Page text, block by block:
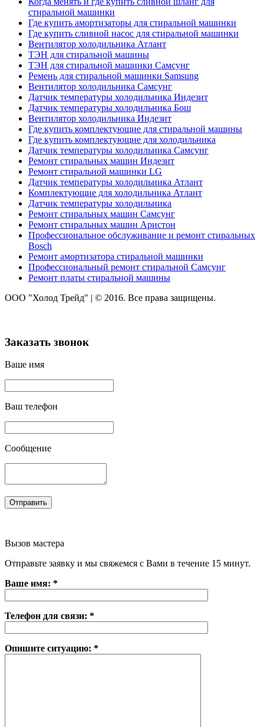
стиральной машинки
Где купить амортизаторы для стиральной машинки
Где купить сливной насос для стиральной машинки
Вентилятор холодильника Атлант
ТЭН для стиральной машины
ТЭН для стиральной машинки Самсунг
Ремень для стиральной машинки Samsung
Вентилятор холодильника Самсунг
Датчик температуры холодильника Индезит
Датчик температуры холодильника Бош
Вентилятор холодильника Индезит
Где купить комплектующие для стиральной машины
Где купить комплектующие для холодильника
Датчик температуры холодильника Самсунг
Ремонт стиральных машин Индезит
Ремонт стиральной машинки LG
Датчик температуры холодильника Атлант
Комплектующие для холодильника Атлант
Датчик температуры холодильника
Ремонт стиральных машин Самсунг
Ремонт стиральных машин Аристон
Профессиональное обслуживание и ремонт стиральных
Bosch
Ремонт амортизатора стиральной машинки
Профессиональный ремонт стиральной Самсунг
Ремонт платы стиральной машины
ООО "Холод Трейд" | © 2016. Все права защищены.
Заказать звонок
Ваше имя
Ваш телефон
Сообщение
Вызов мастера
Отправьте заявку и мы свяжемся с Вами в течение 15 минут.
Ваше имя: *
Телефон для связи: *
Опишите ситуацию: *